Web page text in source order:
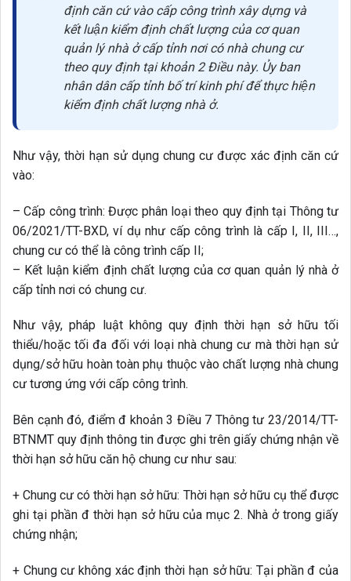
định căn cứ vào cấp công trình xây dựng và
kết luận kiểm định chất lượng của cơ quan
quản lý nhà ở cấp tỉnh nơi có nhà chung cư
theo quy định tại khoản 2 Điều này. Ủy ban
nhân dân cấp tỉnh bố trí kinh phí để thực hiện
kiểm định chất lượng nhà ở.
Như vậy, thời hạn sử dụng chung cư được xác định căn cứ
vào:
– Cấp công trình: Được phân loại theo quy định tại Thông tư
06/2021/TT-BXD, ví dụ như cấp công trình là cấp I, II, III…,
chung cư có thể là công trình cấp II;
– Kết luận kiểm định chất lượng của cơ quan quản lý nhà ở
cấp tỉnh nơi có chung cư.
Như vậy, pháp luật không quy định thời hạn sở hữu tối
thiểu/hoặc tối đa đối với loại nhà chung cư mà thời hạn sử
dụng/sở hữu hoàn toàn phụ thuộc vào chất lượng nhà chung
cư tương ứng với cấp công trình.
Bên cạnh đó, điểm đ khoản 3 Điều 7 Thông tư 23/2014/TT-
BTNMT quy định thông tin được ghi trên giấy chứng nhận về
thời hạn sở hữu căn hộ chung cư như sau:
+ Chung cư có thời hạn sở hữu: Thời hạn sở hữu cụ thể được
ghi tại phần đ thời hạn sở hữu của mục 2. Nhà ở trong giấy
chứng nhận;
+ Chung cư không xác định thời hạn sở hữu: Tại phần đ của